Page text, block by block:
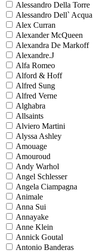
Alessandro Della Torre
Alessandro Dell` Acqua
Alex Curran
Alexander McQueen
Alexandra De Markoff
Alexandre.J
Alfa Romeo
Alford & Hoff
Alfred Sung
Alfred Verne
Alghabra
Allsaints
Alviero Martini
Alyssa Ashley
Amouage
Amouroud
Andy Warhol
Angel Schlesser
Angela Ciampagna
Animale
Anna Sui
Annayake
Anne Klein
Annick Goutal
Antonio Banderas